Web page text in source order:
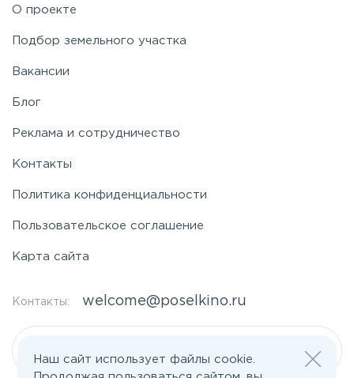
О проекте
Подбор земельного участка
Вакансии
Блог
Реклама и сотрудничество
Контакты
Политика конфиденциальности
Пользовательское соглашение
Карта сайта
Контакты: welcome@poselkino.ru
Наш сайт использует файлы cookie.